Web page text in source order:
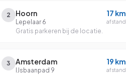
Beginner
2 Hoorn
Lepelaar 6
Gratis parkeren bij de locatie.
17 km
afstand
3 Amsterdam
IJsbaanpad 9
19 km
afstand